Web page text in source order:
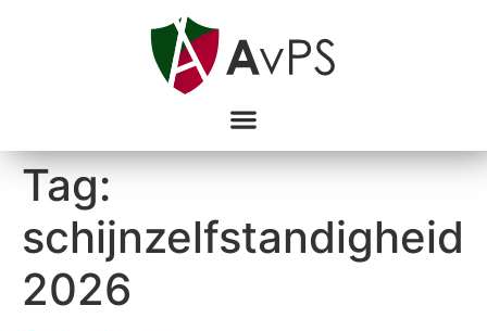
Tag:
schijnzelfstandigheid
2026